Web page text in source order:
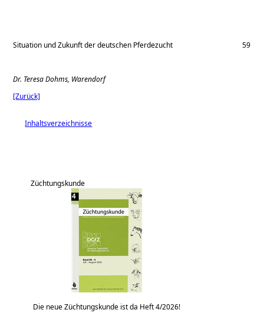
Situation und Zukunft der deutschen Pferdezucht
Dr. Teresa Dohms, Warendorf
59
[Zurück]
Inhaltsverzeichnisse
Züchtungskunde
Die neue Züchtungskunde ist da Heft 4/2026!